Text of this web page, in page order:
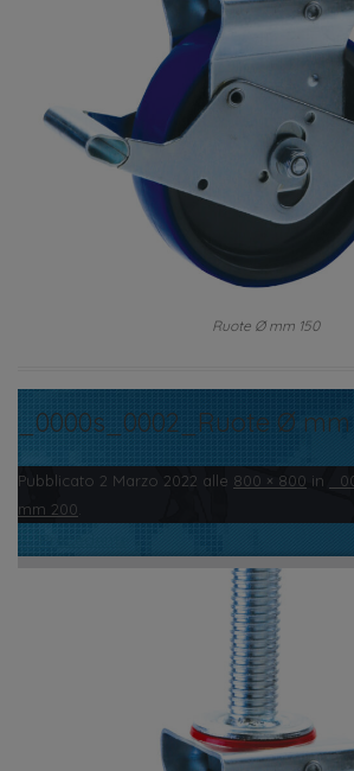
Ruote Ø mm 150
_0000s_0002_Ruote Ø
Pubblicato 2 Marzo 2022 alle 800 × 800 in
mm 200